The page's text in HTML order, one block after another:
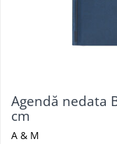
Agendă nedata
cm
A & M